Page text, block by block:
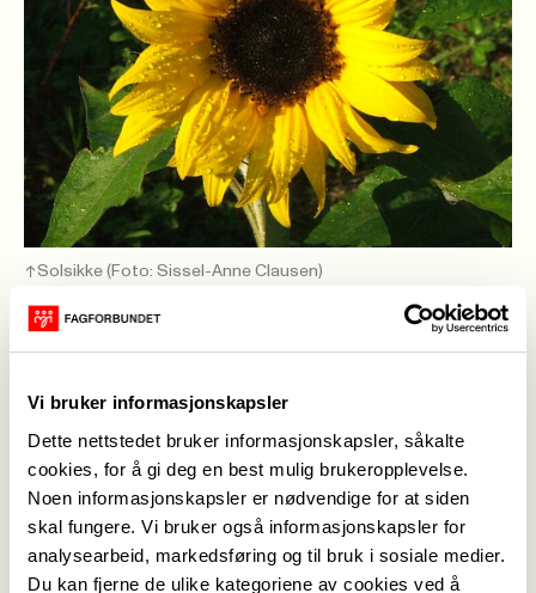
Vi bruker informasjonskapsler
Dette nettstedet bruker informasjonskapsler, såkalte
cookies, for å gi deg en best mulig brukeropplevelse.
Noen informasjonskapsler er nødvendige for at siden
skal fungere. Vi bruker også informasjonskapsler for
analysearbeid, markedsføring og til bruk i sosiale medier.
Du kan fjerne de ulike kategoriene av cookies ved å
Solsikke (Foto: Sissel-Anne Clausen)
Påsken nærmer seg.
Kontoret til Fagforbundet Nordland er stengt fra
25.mars -1.april 2024.
Ved behov for bistand kontakt lokalt tillitsvalg og
lokal forening.